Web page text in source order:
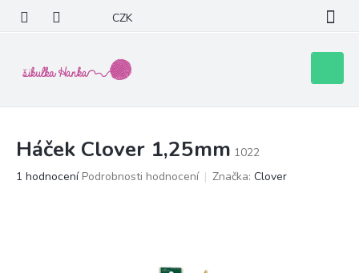
obsah
CZK
košík
Háček Clover 1,25mm 1022
Průměrné
1 hodnocení Podrobnosti hodnocení Značka: Clover